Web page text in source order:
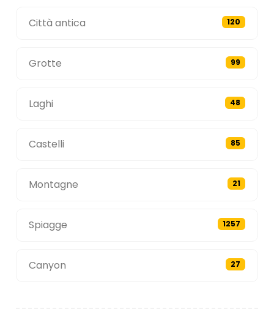
Città antica 120
Grotte 99
Laghi 48
Castelli 85
Montagne 21
Spiagge 1257
Canyon 27